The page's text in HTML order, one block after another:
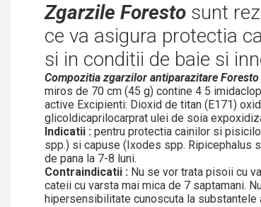
Zgarzile Foresto sunt
ce va asigura protectia
si in conditii de baie si
Compozitia zgarzilor antiparazitare Foresto
miros de 70 cm (45 g) contine 4 5
active Excipienti: Dioxid de titan (E171)
glicoldicaprilocarprat ulei de soia
Indicatii : pentru protectia cainilor si
spp.) si capuse (Ixodes spp. Ripicephalus
de pana la 7-8 luni.
Contraindicatii : Nu se vor trata pisoii cu
cateii cu varsta mai mica de 7 saptamani.
hipersensibilitate cunoscuta la substantele